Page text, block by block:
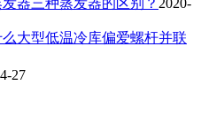
器三种蒸发器的区别？ 2020-
大型低温冷库偏爱螺杆并联
27